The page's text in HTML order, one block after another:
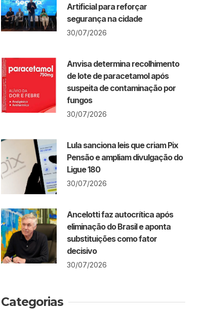
Artificial para reforçar
segurança na cidade
30/07/2026
Anvisa determina recolhimento
de lote de paracetamol após
suspeita de contaminação por
fungos
30/07/2026
Lula sanciona leis que criam Pix
Pensão e ampliam divulgação do
Ligue 180
30/07/2026
Ancelotti faz autocrítica após
eliminação do Brasil e aponta
substituições como fator
decisivo
30/07/2026
Categorias